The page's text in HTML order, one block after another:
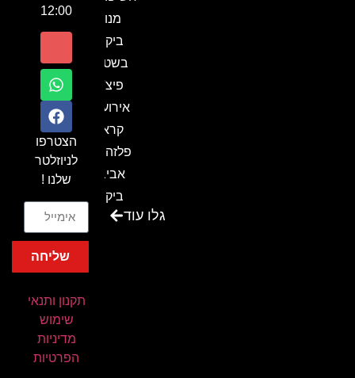
מנור
ביקור
בשטח-
פיצ'ר
אירועים
קראון
פלזה תל
אביב-
ביקור
בכנסגלו עוד
12:00
הצטרפו
לניוזלטר
שלנו !
שליחה
תקנון ותנאי
שימוש
מדיניות
הפרטיות